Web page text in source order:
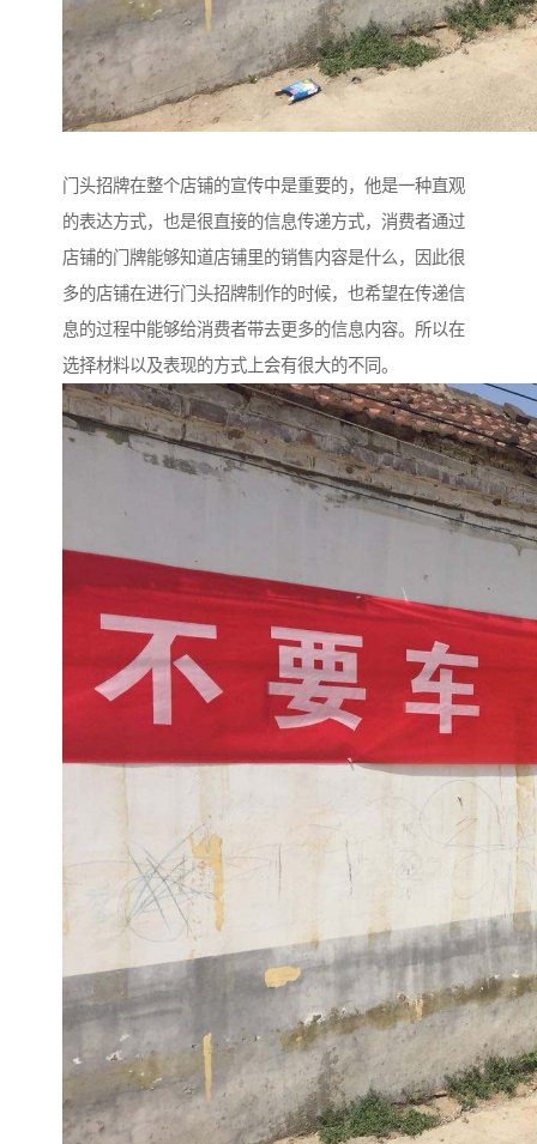
门头招牌在整个店铺的宣传中是重要的，他是一种直观
的表达方式，也是很直接的信息传递方式，消费者通过
店铺的门牌能够知道店铺里的销售内容是什么，因此很
多的店铺在进行门头招牌制作的时候，也希望在传递信
息的过程中能够给消费者带去更多的信息内容。所以在
选择材料以及表现的方式上会有很大的不同。